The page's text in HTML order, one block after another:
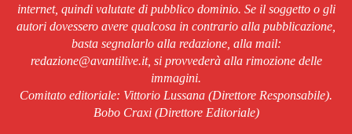
internet, quindi valutate di pubblico dominio. Se il soggetto o gli
autori dovessero avere qualcosa in contrario alla pubblicazione,
basta segnalarlo alla redazione, alla mail:
redazione@avantilive.it, si provvederà alla rimozione delle
immagini.
Comitato editoriale: Vittorio Lussana (Direttore Responsabile).
Bobo Craxi (Direttore Editoriale)